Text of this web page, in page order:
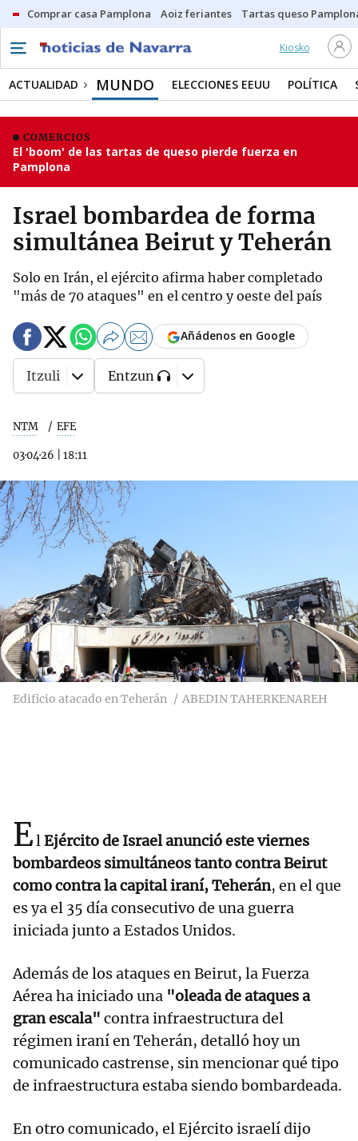
Comprar casa Pamplona Aoiz feriantes Tartas queso
Kiosko
ACTUALIDAD MUNDO ELECCIONES EEUU POLÍTICA
COMERCIOS
El 'boom' de las tartas de queso pierde fuerza en
Pamplona
Israel bombardea de forma
simultánea Beirut y Teherán
Solo en Irán, el ejército afirma haber completado
"más de 70 ataques" en el centro y oeste del país
NTM EFE
03·04·26 18:11
Añádenos en Google
Itzuli Entzun
Edificio atacado en Teherán ABEDIN TAHERKENAREH
ElEjército de Israel anunció este viernes
bombardeos simultáneos tanto contra Beirut
como contra la capital iraní, Teherán, en el que
es ya el 35 día consecutivo de una guerra
iniciada junto a Estados Unidos.
Además de los ataques en Beirut, la Fuerza
Aérea ha iniciado una "oleada de ataques a
gran escala" contra infraestructura del
régimen iraní en Teherán, detalló hoy un
comunicado castrense, sin mencionar qué tipo
de infraestructura estaba siendo bombardeada.
En otro comunicado, el Ejército israelí dijo